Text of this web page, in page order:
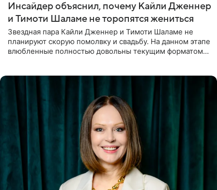
Инсайдер объяснил, почему Кайли Дженнер
и Тимоти Шаламе не торопятся жениться
Звездная пара Кайли Дженнер и Тимоти Шаламе не
планируют скорую помолвку и свадьбу. На данном этапе
влюбленные полностью довольны текущим форматом